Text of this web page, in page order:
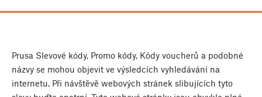
Prusa Slevové kódy, Promo kódy, Kódy voucherů a podobné
názvy se mohou objevit ve výsledcích vyhledávání na
internetu. Při návštěvě webových stránek slibujících tyto